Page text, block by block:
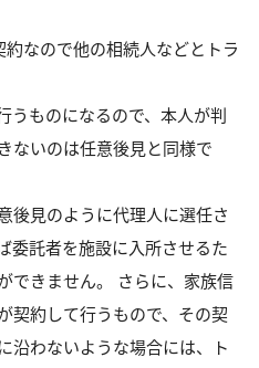
なので他の相続人などとトラ
うものになるので、本人が判
ないのは任意後見と同様で
後見のように代理人に選任さ
委託者を施設に入所させるた
できません。 さらに、家族信
契約して行うもので、その契
沿わないような場合には、ト